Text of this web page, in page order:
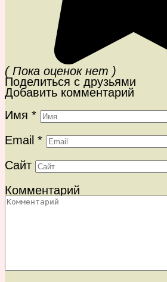
( Пока оценок нет )
Поделиться с друзьями
Добавить комментарий
Имя *
Email *
Сайт
Комментарий